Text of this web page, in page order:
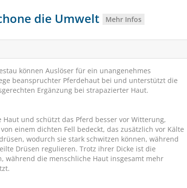
die Umwelt Mehr Infos
können Auslöser für ein unangenehmes
beanspruchter Pferdehaut bei und unterstützt die
Ergänzung bei strapazierter Haut.
und schützt das Pferd besser vor Witterung,
einem dichten Fell bedeckt, das zusätzlich vor Kälte
wodurch sie stark schwitzen können, während
Drüsen regulieren. Trotz ihrer Dicke ist die
während die menschliche Haut insgesamt mehr
Salvana Pferdemineral 25kg